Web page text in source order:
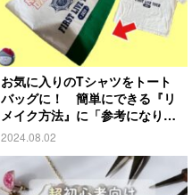
お気に入りのTシャツをトート
バッグに！ 簡単にできる『リ
メイク方法』に「参考になりま
す」
2024.08.02